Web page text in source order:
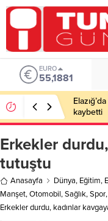
EURO
55,1881
kaybetti
Erkekler
tutuştu
Anasayfa Dünya, Eğitim,
Manşet,Otomobil,Sağlık,Spor,
Erkekler durdu, kadınlar